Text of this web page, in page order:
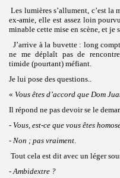
Les lumières s’allument, c’est la
ex-amie, elle est assez loin
minable cette mise en scène, et je
J’arrive à la buvette : long
ne me déplaît pas de
timide (pourtant) méfiant.
Je lui pose des questions..
« Vous êtes d’accord que Dom
Il répond ne pas devoir se le
- Vous, est-ce que vous êtes
- Non ; pas vraiment.
Tout cela est dit avec un léger
-Ambidextre ?